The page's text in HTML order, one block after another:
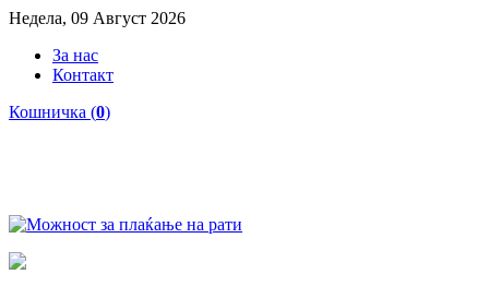
Недела, 09 Август 2026
За нас
Контакт
Кошничка (0)